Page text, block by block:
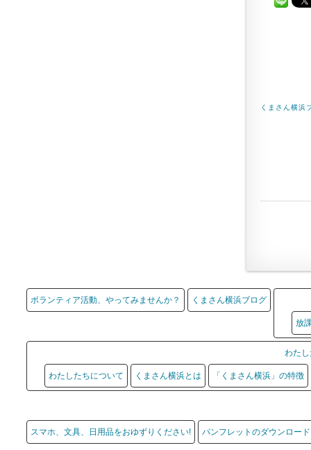
くまさん横浜
ボランティア活動、やってみませんか？ くまさん横浜ブログ
放
わた
わたしたちについて くまさん横浜とは 「くまさん横浜」の特徴
スマホ、文具、日用品をおゆずりください! パンフレットのダウンロード